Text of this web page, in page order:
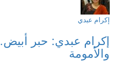
إكرام عبدي
إكرام عبدي: حبر
والأمومة